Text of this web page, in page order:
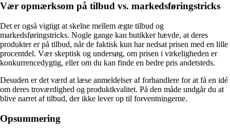
Vær opmærksom på tilbud vs. markedsføringstricks
Det er også vigtigt at skelne mellem ægte tilbud og
markedsføringstricks. Nogle gange kan butikker hævde, at deres
produkter er på tilbud, når de faktisk kun har nedsat prisen med en lille
procentdel. Vær skeptisk og undersøg, om prisen i virkeligheden er
konkurrencedygtig, eller om du kan finde en bedre pris andetsteds.
Desuden er det værd at læse anmeldelser af forhandlere for at få en idé
om deres troværdighed og produktkvalitet. På den måde undgår du at
blive narret af tilbud, der ikke lever op til forventningerne.
Opsummering